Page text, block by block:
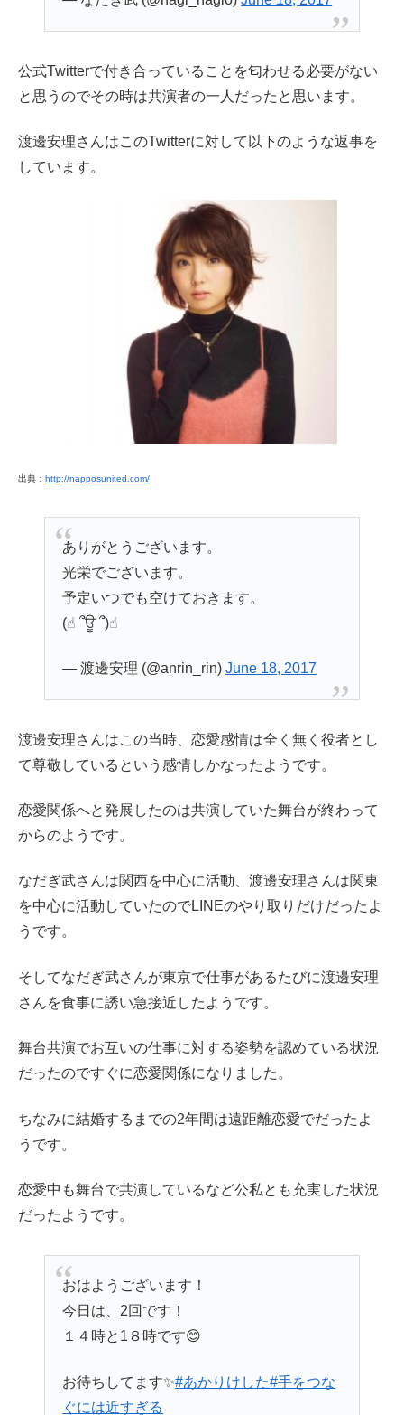
公式Twitterで付き合っていることを匂わせる必要がない
と思うのでその時は共演者の一人だったと思います。
渡邊安理さんはこのTwitterに対して以下のような返事を
しています。
出典： http://napposunited.com/
ありがとうございます。
光栄でございます。
予定いつでも空けておきます。
(☝︎ ՞ਊ ՞)☝︎
— 渡邊安理 (@anrin_rin)June 18, 2017
渡邊安理さんはこの当時、恋愛感情は全く無く役者とし
て尊敬しているという感情しかなったようです。
恋愛関係へと発展したのは共演していた舞台が終わって
からのようです。
なだぎ武さんは関西を中心に活動、渡邊安理さんは関東
を中心に活動していたのでLINEのやり取りだけだったよ
うです。
そしてなだぎ武さんが東京で仕事があるたびに渡邊安理
さんを食事に誘い急接近したようです。
舞台共演でお互いの仕事に対する姿勢を認めている状況
だったのですぐに恋愛関係になりました。
ちなみに結婚するまでの2年間は遠距離恋愛でだったよ
うです。
恋愛中も舞台で共演しているなど公私とも充実した状況
だったようです。
おはようございます！
今日は、2回です！
１４時と1８時です😊
お待ちしてます✨#あかりけした#手をつな
ぐには近すぎる